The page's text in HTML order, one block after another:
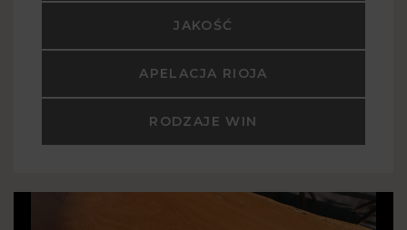
JAKOŚĆ
APELACJA RIOJA
RODZAJE WIN